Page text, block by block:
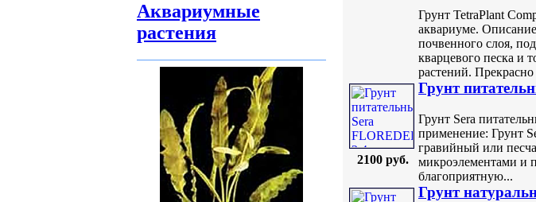
Аквариумные
растения
Грунт TetraPlant
аквариуме.
почвенного слоя,
кварцевого песка и
растений. Прекрасно
2100 руб.
Грунт
Грунт Sera
применение: Грунт
гравийный или
микроэлементами и
благоприятную...
Грунт